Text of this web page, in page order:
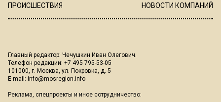
ПРОИСШЕСТВИЯ
НОВОСТИ КОМПАНИЙ
Главный редактор: Чечушкин Иван Олегович.
Телефон редакции: +7 495 795-53-05
101000, г. Москва, ул. Покровка, д. 5
E-mail: info@mosregion.info
Реклама, спецпроекты и иное сотрудничество: